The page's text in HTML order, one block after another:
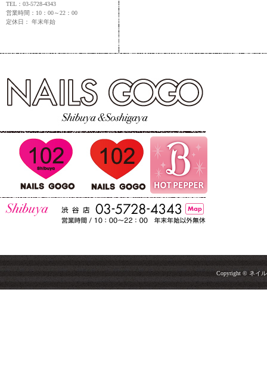
TEL：03-5728-4343
営業時間：10：00～22：00
定休日： 年末年始
Copyright © ネイル